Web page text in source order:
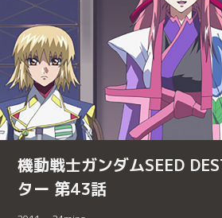
機動戦士ガンダムSEED
ター 第43話